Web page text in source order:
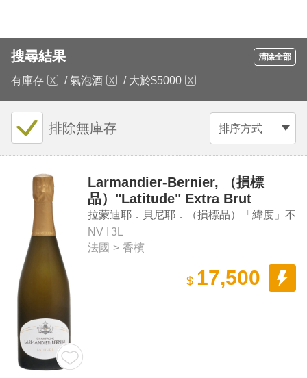
搜尋結果 清除全部
有庫存 / 氣泡酒 / 大於$5000
排序方式
排除無庫存
Larmandier-Bernier, （損標
品）"Latitude" Extra Brut
拉蒙迪耶．貝尼耶．（損標品）「緯度」不
甜香檳
NV
3L
法國 > 香檳
$ 17,500